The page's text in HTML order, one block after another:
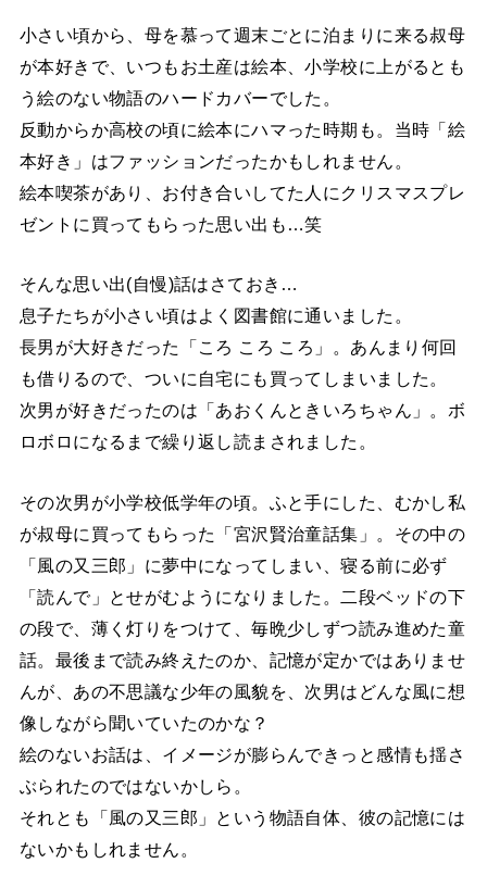
小さい頃から、母を慕って週末ごとに泊まりに来る叔母
が本好きで、いつもお土産は絵本、小学校に上がるとも
う絵のない物語のハードカバーでした。
反動からか高校の頃に絵本にハマった時期も。当時「絵
本好き」はファッションだったかもしれません。
絵本喫茶があり、お付き合いしてた人にクリスマスプレ
ゼントに買ってもらった思い出も…笑
そんな思い出(自慢)話はさておき…
息子たちが小さい頃はよく図書館に通いました。
長男が大好きだった「ころ ころ ころ」。あんまり何回
も借りるので、ついに自宅にも買ってしまいました。
次男が好きだったのは「あおくんときいろちゃん」。ボ
ロボロになるまで繰り返し読まされました。
その次男が小学校低学年の頃。ふと手にした、むかし私
が叔母に買ってもらった「宮沢賢治童話集」。その中の
「風の又三郎」に夢中になってしまい、寝る前に必ず
「読んで」とせがむようになりました。二段ベッドの下
の段で、薄く灯りをつけて、毎晩少しずつ読み進めた童
話。最後まで読み終えたのか、記憶が定かではありませ
んが、あの不思議な少年の風貌を、次男はどんな風に想
像しながら聞いていたのかな？
絵のないお話は、イメージが膨らんできっと感情も揺さ
ぶられたのではないかしら。
それとも「風の又三郎」という物語自体、彼の記憶には
ないかもしれません。